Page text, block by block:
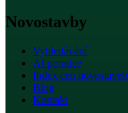
Novostavby
Vyhledávání
AI poradce
Index cen novostaveb
Blog
Kontakt